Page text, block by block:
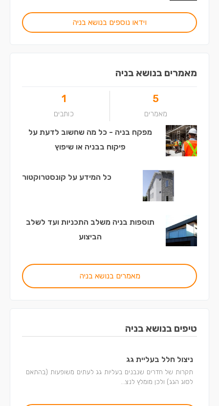
וידאו נוספים בנושא בניה
מאמרים בנושא בניה
5
מאמרים
1
כותבים
מפקח בניה - כל מה שחשוב לדעת על
פיקוח בבניה או שיפוץ
כל המידע על קונסטרוקטור
תוספות בניה משלב התכניות ועד לשלב
הביצוע
מאמרים בנושא בניה
טיפים בנושא בניה
ניצול חלל בעליית גג
תקרות של חדרים שנבנים בעליות גג לעתים משופעות (בהתאם
לסוג הגג) ולכן מומלץ לנצ...